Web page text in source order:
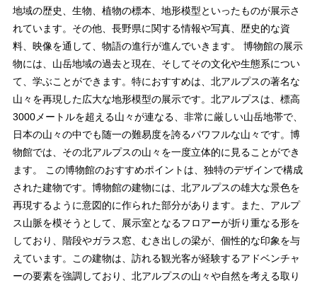
地域の歴史、生物、植物の標本、地形模型といったものが展示さ
れています。その他、長野県に関する情報や写真、歴史的な資
料、映像を通して、物語の進行が進んでいきます。 博物館の展示
物には、山岳地域の過去と現在、そしてその文化や生態系につい
て、学ぶことができます。特におすすめは、北アルプスの著名な
山々を再現した広大な地形模型の展示です。北アルプスは、標高
3000メートルを超える山々が連なる、非常に厳しい山岳地帯で、
日本の山々の中でも随一の難易度を誇るパワフルな山々です。博
物館では、その北アルプスの山々を一度立体的に見ることができ
ます。 この博物館のおすすめポイントは、独特のデザインで構成
された建物です。博物館の建物には、北アルプスの雄大な景色を
再現するように意図的に作られた部分があります。また、アルプ
ス山脈を模そうとして、展示室となるフロアーが折り重なる形を
しており、階段やガラス窓、むき出しの梁が、個性的な印象を与
えています。この建物は、訪れる観光客が経験するアドベンチャ
ーの要素を強調しており、北アルプスの山々や自然を考える取り